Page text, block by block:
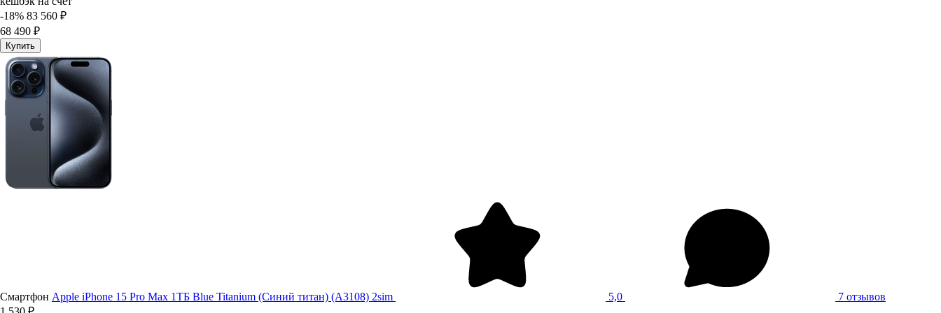
-18% 83 560 ₽
68 490 ₽
Купить
Смартфон Apple iPhone 15 Pro Max 1ТБ Blue Titanium (Синий титан) (A3108) 2sim 5,0
7 отзывов